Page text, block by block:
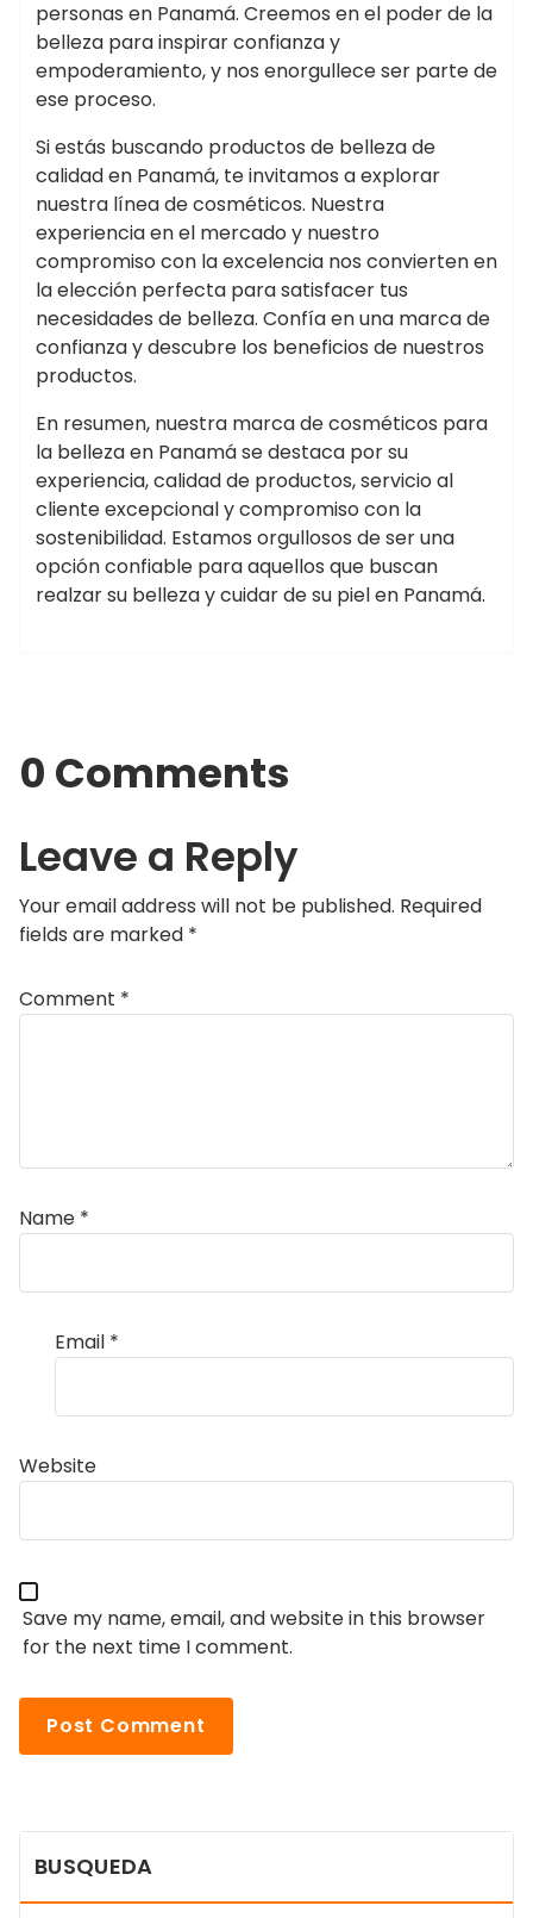
personas en Panamá. Creemos en el poder de la
belleza para inspirar confianza y
empoderamiento, y nos enorgullece ser parte de
ese proceso.
Si estás buscando productos de belleza de
calidad en Panamá, te invitamos a explorar
nuestra línea de cosméticos. Nuestra
experiencia en el mercado y nuestro
compromiso con la excelencia nos convierten en
la elección perfecta para satisfacer tus
necesidades de belleza. Confía en una marca de
confianza y descubre los beneficios de nuestros
productos.
En resumen, nuestra marca de cosméticos para
la belleza en Panamá se destaca por su
experiencia, calidad de productos, servicio al
cliente excepcional y compromiso con la
sostenibilidad. Estamos orgullosos de ser una
opción confiable para aquellos que buscan
realzar su belleza y cuidar de su piel en Panamá.
0 Comments
Leave a Reply
Your email address will not be published. Required
fields are marked *
Comment *
Name *
Email *
Website
Save my name, email, and website in this browser
for the next time I comment.
BUSQUEDA